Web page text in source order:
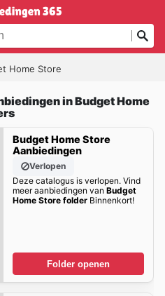
Home Store
in Budget Home
Budget Home Store
Aanbiedingen
Verlopen
Deze catalogus is verlopen. Vind
meer aanbiedingen van Budget
Home Store folderBinnenkort!
Folder openen